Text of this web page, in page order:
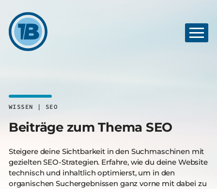
WISSEN | SEO
Beiträge zum Thema SEO
Steigere deine Sichtbarkeit in den Suchmaschinen mit
gezielten SEO-Strategien. Erfahre, wie du deine Website
technisch und inhaltlich optimierst, um in den
organischen Suchergebnissen ganz vorne mit dabei zu